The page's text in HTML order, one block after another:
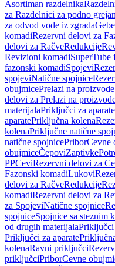
Asortiman razdelnika
za Razdelnici za podno
za odvod vode iz zgrada
komadiRezervni delovi za
delovi za RačveRedukcije
Revizioni komadiSuperTube
fazonski komadiSpojevi
spojeviNatične spojnice
obujmicePrelazi na
delovi za Prelazi na
materijalaPriključci za aparate
aparatePriključna kolena
kolenaPriključne natične
natične spojnicePriborCevne
obujmiceČepoviZaptivke
PPCeviRezervni delovi za
Fazonski komadiLukovi
delovi za RačveRedukcije
komadiRezervni delovi za
za SpojeviNatične spojnice
spojniceSpojnice sa steznim
od drugih materijalaPriključci
Priključci za aparate
kolenaRavni priključci
priključciPriborCevne